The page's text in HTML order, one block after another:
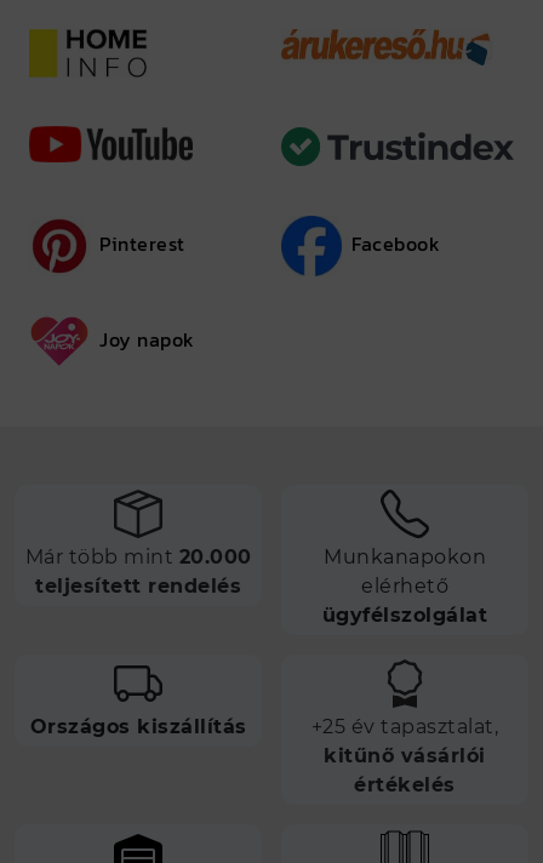
Pinterest Facebook
Joy napok
Már több mint 20.000
teljesített rendelés
Munkanapokon
elérhető
ügyfélszolgálat
Országos kiszállítás
+25 év tapasztalat,
kitűnő vásárlói
értékelés